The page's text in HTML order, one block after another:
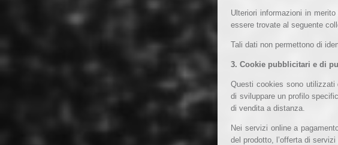
Ulteriori informazioni in
essere trovate al seguente
Tali dati non permettono di
3. Cookie pubblicitari e di
Questi cookies sono utilizzati
di sviluppare un profilo
di vendita a distanza.
Nei servizi online a
del prodotto, l’offerta di